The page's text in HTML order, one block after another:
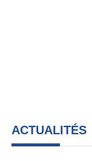
ACTUALITÉS